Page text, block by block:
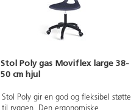
Stol Poly gas Moviflex large 38-
50 cm hjul
Stol Poly gir en god og fleksibel støtte
til ryggen. Den ergonomiske